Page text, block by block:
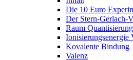
Die 10 Euro
Der Stern-Gerlach-
Raum Quantisierung
Ionisierungsenergie
Kovalente Bindung
Valenz